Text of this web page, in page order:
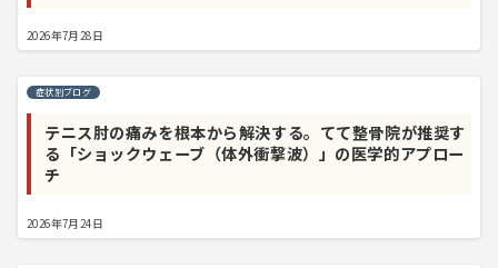
2026年7月28日
症状別ブログ
テニス肘の痛みを根本から解決する。てて整骨院が推奨す
る「ショックウェーブ（体外衝撃波）」の医学的アプロー
チ
2026年7月24日